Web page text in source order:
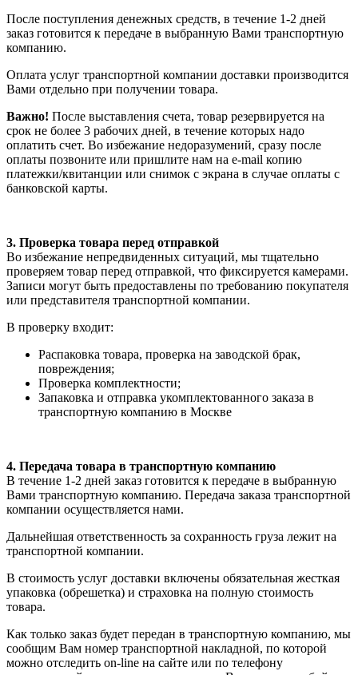
После поступления денежных средств, в течение 1-2 дней
заказ готовится к передаче в выбранную Вами транспортную
компанию.
Оплата услуг транспортной компании доставки производится
Вами отдельно при получении товара.
Важно! После выставления счета, товар резервируется на
срок не более 3 рабочих дней, в течение которых надо
оплатить счет. Во избежание недоразумений, сразу после
оплаты позвоните или пришлите нам на e-mail копию
платежки/квитанции или снимок с экрана в случае оплаты с
банковской карты.
3. Проверка товара перед отправкой
Во избежание непредвиденных ситуаций, мы тщательно
проверяем товар перед отправкой, что фиксируется камерами.
Записи могут быть предоставлены по требованию покупателя
или представителя транспортной компании.
В проверку входит:
Распаковка товара, проверка на заводской брак,
повреждения;
Проверка комплектности;
Запаковка и отправка укомплектованного заказа в
транспортную компанию в Москве
4. Передача товара в транспортную компанию
В течение 1-2 дней заказ готовится к передаче в выбранную
Вами транспортную компанию. Передача заказа транспортной
компании осуществляется нами.
Дальнейшая ответственность за сохранность груза лежит на
транспортной компании.
В стоимость услуг доставки включены обязательная жесткая
упаковка (обрешетка) и страховка на полную стоимость
товара.
Как только заказ будет передан в транспортную компанию, мы
сообщим Вам номер транспортной накладной, по которой
можно отследить on-line на сайте или по телефону